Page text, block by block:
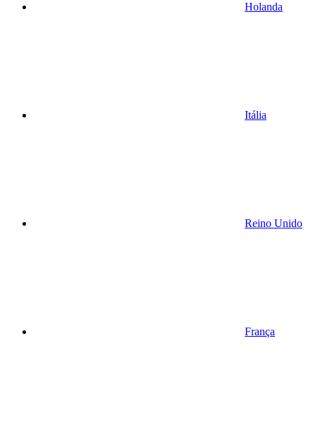
Holanda
Itália
Reino Unido
França